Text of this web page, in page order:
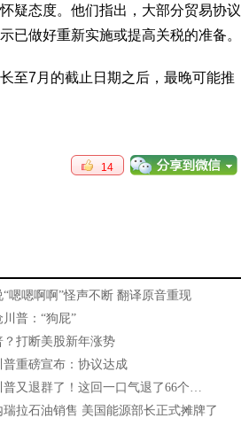
疑态度。他们指出，大部分贸易协议
已做好重新实施或提高关税的准备。
至7月的截止日期之后，最晚可能推
14
“嗯嗯啊啊”怪声不断 翻译原音重现
普：“狗屁”
？打断美股新年涨势
普重磅宣布：协议达成
普又退群了！这回一口气退了66个…
瑞拉石油销售 美国能源部长正式摊牌了